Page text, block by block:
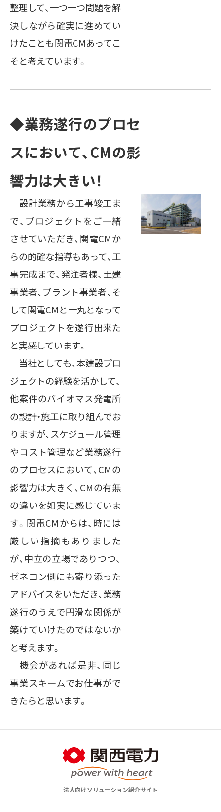
整理して、一つ一つ問題を解
決しながら確実に進めてい
けたことも関電CMあってこ
そと考えています。
◆業務遂行のプロセ
スにおいて、CMの影
響力は大きい！
設計業務から工事竣工ま
で、プロジェクトをご一緒
させていただき、関電CMか
らの的確な指導もあって、工
事完成まで、発注者様、土建
事業者、プラント事業者、そ
して関電CMと一丸となって
プロジェクトを遂行出来た
と実感しています。
当社としても、本建設プロ
ジェクトの経験を活かして、
他案件のバイオマス発電所
の設計・施工に取り組んでお
りますが、スケジュール管理
やコスト管理など業務遂行
のプロセスにおいて、CMの
影響力は大きく、CMの有無
の違いを如実に感じていま
す。関電CMからは、時には
厳しい指摘もありました
が、中立の立場でありつつ、
ゼネコン側にも寄り添った
アドバイスをいただき、業務
遂行のうえで円滑な関係が
築けていけたのではないか
と考えます。
機会があれば是非、同じ
事業スキームでお仕事がで
きたらと思います。
法人向けソリューション紹介サイト